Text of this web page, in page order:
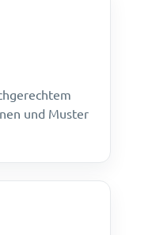
und Muster